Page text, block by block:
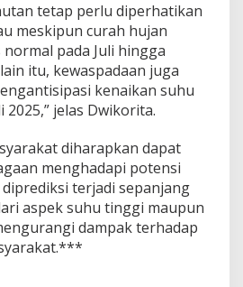
tetap perlu diperhatikan
meskipun curah hujan
pada Juli hingga
itu, kewaspadaan juga
kenaikan suhu
2025,” jelas Dwikorita.
diharapkan dapat
menghadapi potensi
terjadi sepanjang
aspek suhu tinggi maupun
dampak terhadap